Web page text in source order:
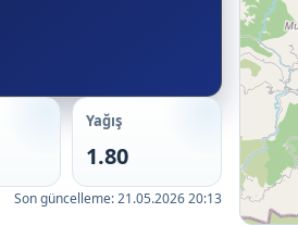
Yağış
1.80
Son güncelleme:21.05.2026 20:13